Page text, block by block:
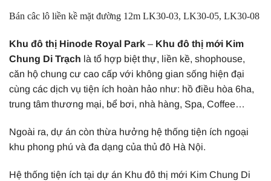
Bán câc lô liền kề mặt đường 12m LK30-03, LK30-05, LK30-08
Khu đô thị Hinode Royal Park – Khu đô thị mới Kim
Chung Di Trạch là tổ hợp biệt thự, liền kề, shophouse,
căn hộ chung cư cao cấp với không gian sống hiện đại
cùng các dịch vụ tiện ích hoàn hảo như: hồ điều hòa 6ha,
trung tâm thương mại, bể bơi, nhà hàng, Spa, Coffee…
Ngoài ra, dự án còn thừa hưởng hệ thống tiện ích ngoại
khu phong phú và đa dạng của thủ đô Hà Nội.
Hệ thống tiện ích tại dự án Khu đô thị mới Kim Chung Di